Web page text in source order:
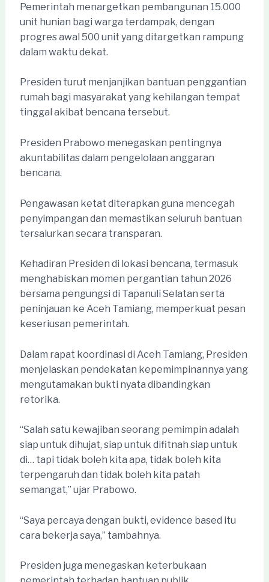
Pemerintah menargetkan pembangunan 15.000
unit hunian bagi warga terdampak, dengan
progres awal 500 unit yang ditargetkan rampung
dalam waktu dekat.
Presiden turut menjanjikan bantuan penggantian
rumah bagi masyarakat yang kehilangan tempat
tinggal akibat bencana tersebut.
Presiden Prabowo menegaskan pentingnya
akuntabilitas dalam pengelolaan anggaran
bencana.
Pengawasan ketat diterapkan guna mencegah
penyimpangan dan memastikan seluruh bantuan
tersalurkan secara transparan.
Kehadiran Presiden di lokasi bencana, termasuk
menghabiskan momen pergantian tahun 2026
bersama pengungsi di Tapanuli Selatan serta
peninjauan ke Aceh Tamiang, memperkuat pesan
keseriusan pemerintah.
Dalam rapat koordinasi di Aceh Tamiang, Presiden
menjelaskan pendekatan kepemimpinannya yang
mengutamakan bukti nyata dibandingkan
retorika.
“Salah satu kewajiban seorang pemimpin adalah
siap untuk dihujat, siap untuk difitnah siap untuk
di… tapi tidak boleh kita apa, tidak boleh kita
terpengaruh dan tidak boleh kita patah
semangat,” ujar Prabowo.
“Saya percaya dengan bukti, evidence based itu
cara bekerja saya,” tambahnya.
Presiden juga menegaskan keterbukaan